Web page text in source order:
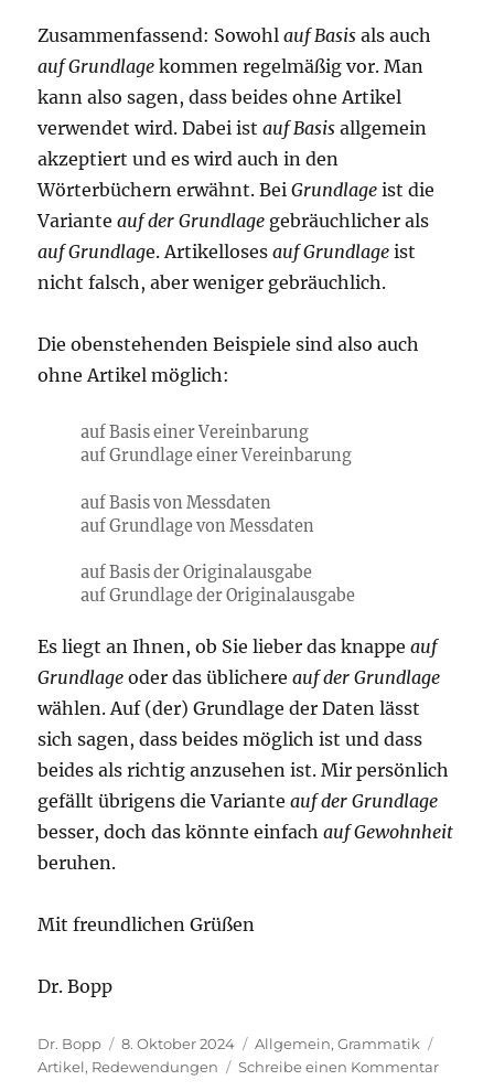
Zusammenfassend: Sowohlauf Basis als auch
auf Grundlage kommen regelmäßig vor. Man
kann also sagen, dass beides ohne Artikel
verwendet wird. Dabei istauf Basis allgemein
akzeptiert und es wird auch in den
Wörterbüchern erwähnt. BeiGrundlage ist die
Variante auf der Grundlage gebräuchlicher als
auf Grundlage. Artikellosesauf Grundlage ist
nicht falsch, aber weniger gebräuchlich.
Die obenstehenden Beispiele sind also auch
ohne Artikel möglich:
auf Basis einer Vereinbarung
auf Grundlage einer Vereinbarung
auf Basis von Messdaten
auf Grundlage von Messdaten
auf Basis der Originalausgabe
auf Grundlage der Originalausgabe
Es liegt an Ihnen, ob Sie lieber das knappeauf
Grundlage oder das üblichereauf der Grundlage
wählen. Auf (der) Grundlage der Daten lässt
sich sagen, dass beides möglich ist und dass
beides als richtig anzusehen ist. Mir persönlich
gefällt übrigens die Varianteauf der Grundlage
besser, doch das könnte einfachauf Gewohnheit
beruhen.
Mit freundlichen Grüßen
Dr. Bopp
Autor
Dr. Bopp
Veröffentlicht
am
8. Oktober 2024 Kategorien
Allgemein,Grammatik
Artikel, Redewendungen Schreibe einen Kommentarzu